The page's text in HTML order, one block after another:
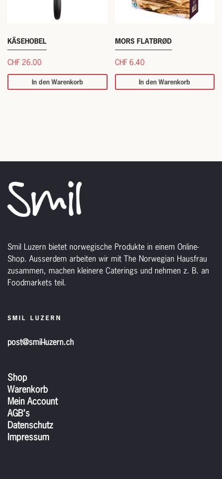
KÄSEHOBEL
CHF 26.00
In den Warenkorb
MORS FLATBRØD
CHF6.40
In den Warenkorb
Smil Luzern bietet norwegische Produkte in einem Online-
Shop. Ausserdem arbeiten wir mit The Norwegian Hausfrau
zusammen, machen kleinere Caterings und nehmen z. B. an
Foodmarkets teil.
SMIL LUZERN
post@smil-luzern.ch
Shop
Warenkorb
Mein Account
AGB’s
Datenschutz
Impressum